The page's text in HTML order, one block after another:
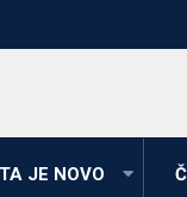
JE NOVO